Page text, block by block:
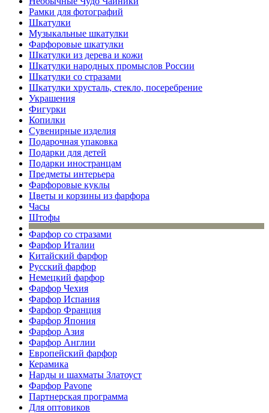
Рамки для фотографий
Шкатулки
Музыкальные шкатулки
Фарфоровые шкатулки
Шкатулки из дерева и кожи
Шкатулки народных промыслов России
Шкатулки со стразами
Шкатулки хрусталь, стекло, посеребрение
Украшения
Фигурки
Копилки
Сувенирные изделия
Подарочная упаковка
Подарки для детей
Подарки иностранцам
Предметы интерьера
Фарфоровые куклы
Цветы и корзины из фарфора
Часы
Штофы
Фарфор со стразами
Фарфор Италии
Китайский фарфор
Русский фарфор
Немецкий фарфор
Фарфор Чехия
Фарфор Испания
Фарфор Франция
Фарфор Япония
Фарфор Азия
Фарфор Англии
Европейский фарфор
Керамика
Нарды и шахматы Златоуст
Фарфор Pavone
Партнерская программа
Для оптовиков